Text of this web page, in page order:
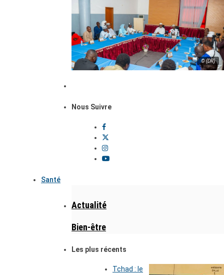
© (DR)
Nous Suivre
Santé
Actualité
Bien-être
Les plus récents
Tchad : le